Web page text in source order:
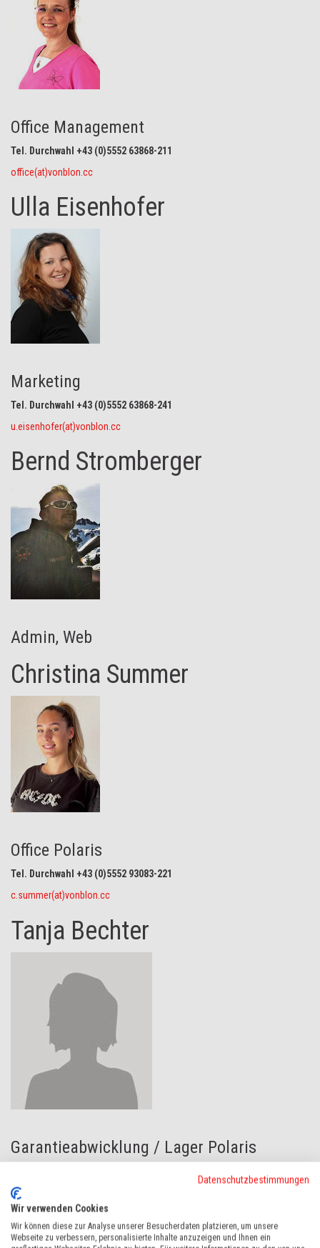
Office Management
Tel. Durchwahl +43 (0)5552 63868-211
office(at)vonblon.cc
Ulla Eisenhofer
Marketing
Tel. Durchwahl +43 (0)5552 63868-241
u.eisenhofer(at)vonblon.cc
Bernd Stromberger
Admin, Web
Christina Summer
Office Polaris
Tel. Durchwahl +43 (0)5552 93083-221
c.summer(at)vonblon.cc
Tanja Bechter
Garantieabwicklung / Lager Polaris
t.bechter(at)vonblon.cc
Datenschutzbestimmungen
Wir verwenden Cookies
Wir können diese zur Analyse unserer Besucherdaten platzieren, um unsere
Webseite zu verbessern, personalisierte Inhalte anzuzeigen und Ihnen ein